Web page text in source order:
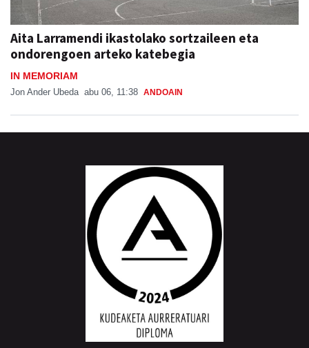
Aita Larramendi ikastolako sortzaileen eta
ondorengoen arteko katebegia
IN MEMORIAM
Jon Ander Ubeda abu 06, 11:38 ANDOAIN